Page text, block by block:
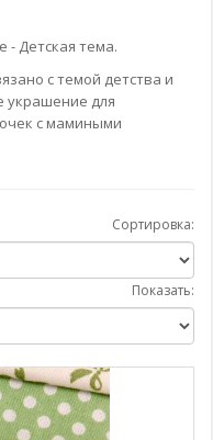
- Детская тема.
с темой детства и
украшение для
с мамиными
Сортировка:
Показать: